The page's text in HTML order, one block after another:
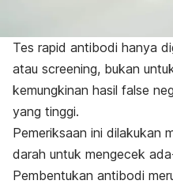
Tes rapid antibodi hanya
atau screening, bukan
kemungkinan hasil false
yang tinggi.
Pemeriksaan ini dilakukan
darah untuk mengecek
Pembentukan antibodi